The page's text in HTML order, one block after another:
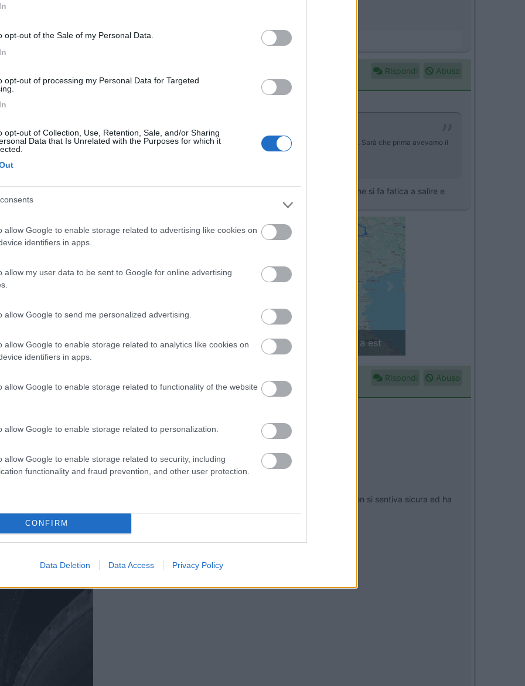
opt-out of the Sale of my Personal Data.
opt-out of processing my Personal Data for Targeted
opt-out of Collection, Use, Retention, Sale, and/or Sharing
Data that Is Unrelated with the Purposes for which it
allow Google to enable storage related to advertising like cookies on
identifiers in apps.
allow my user data to be sent to Google for online advertising
allow Google to send me personalized advertising.
allow Google to enable storage related to analytics like cookies on
identifiers in apps.
allow Google to enable storage related to functionality of the website
allow Google to enable storage related to personalization.
allow Google to enable storage related to security, including
functionality and fraud prevention, and other user protection.
CONFIRM
Data Deletion Data Access Privacy Policy
Rispondi Abuso
che dice alto e scomodo, gira dietro e esce sempre dalla cellula dove c'è il gradino comodo e scende meglio. Sarà che prima avevamo il
interno, non è affatto scomoda la salita, poi se il tuo lo hai alzato ulteriormente, ti credo che si fa fatica a salire e
Finlandia in camper: il piccolo sentiero
Rispondi Abuso
della moglie ha installato
posteriore della cellula e pertanto scomoda per l'uso immediato.
tubolare usato dai furgoni Renault, come spesso visti nei fuoristrada ma la signora non si sentiva sicura ed ha